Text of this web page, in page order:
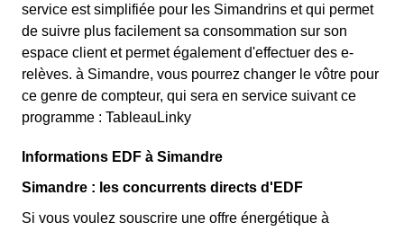
service est simplifiée pour les Simandrins et qui permet
de suivre plus facilement sa consommation sur son
espace client et permet également d'effectuer des e-
relèves. à Simandre, vous pourrez changer le vôtre pour
ce genre de compteur, qui sera en service suivant ce
programme : TableauLinky
Informations EDF à Simandre
Simandre : les concurrents directs d'EDF
Si vous voulez souscrire une offre énergétique à